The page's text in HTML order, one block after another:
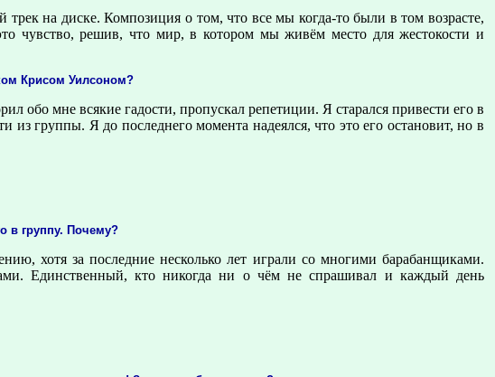
на диске. Композиция о том, что все мы когда-то были в том возрасте,
чувство, решив, что мир, в котором мы живём место для жестокости и
Крисом Уилсоном?
обо мне всякие гадости, пропускал репетиции. Я старался привести его в
из группы. Я до последнего момента надеялся, что это его остановит, но в
в группу. Почему?
хотя за последние несколько лет играли со многими барабанщиками.
Единственный, кто никогда ни о чём не спрашивал и каждый день